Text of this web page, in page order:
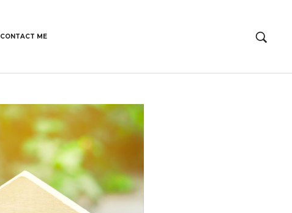
CONTACT ME